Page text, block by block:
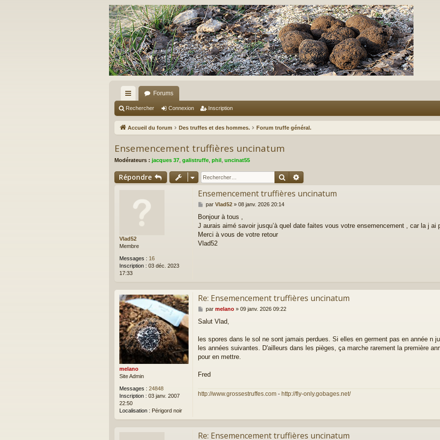
ac
co
ci
Forums
Rechercher Connexion Inscription
Accueil du forum Des truffes et des hommes. Forum truffe général.
Ensemencement truffières uncinatum
Modérateurs : jacques 37 galistruffe phil uncinat55
Répondre Rechercher
Vlad52
Membre
Messages : 16
Inscription : 03 déc. 2023
17:33
Ensemencement truffières uncinatum
M
s
s
a
par Vlad52» 08 janv. 2026 20:14
Bonjour à tous ,
J aurais aimé savoir jusqu’à quel date faites vous votre ensemencement , car la j ai
Merci à vous de votre retour
Vlad52
melano
Site Admin
Messages : 24848
Inscription : 03 janv. 2007
22:50
Localisation : Périgord noir
Re: Ensemencement truffières uncinatum
M
s
a
par melano» 09 janv. 2026 09:22
Salut Vlad,
les spores dans le sol ne sont jamais perdues. Si elles en germent pas en année n
les années suivantes. D'ailleurs dans les pièges, ça marche rarement la première
pour en mettre.
Fred
http://www.grossestruffes.com - http://fly-only.gobages.net/
Re: Ensemencement truffières uncinatum